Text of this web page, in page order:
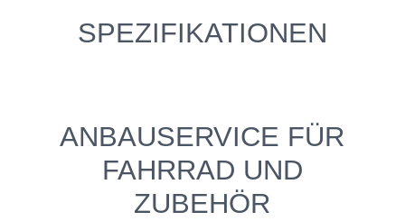
SPEZIFIKATIONEN
ANBAUSERVICE FÜR
FAHRRAD UND
ZUBEHÖR